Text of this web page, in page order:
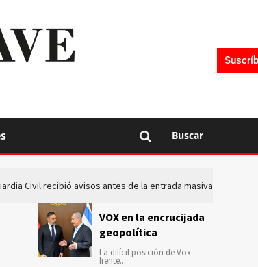
Buscar
Civil recibió avisos antes de la entrada masiva de
VOX en la encrucijada
geopolítica
La difícil posición de Vox
frente...